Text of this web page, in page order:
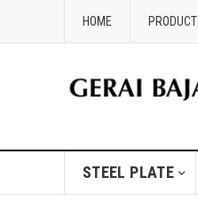
HOME PRODUCT
STEEL PLATE